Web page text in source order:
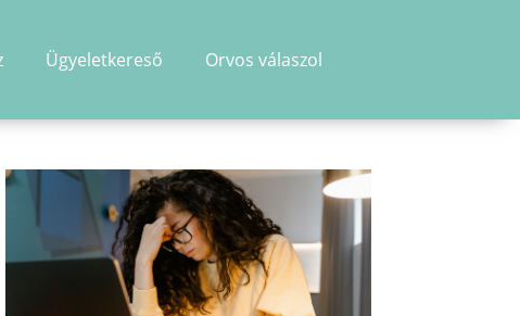
Ügyeletkereső Orvos válaszol